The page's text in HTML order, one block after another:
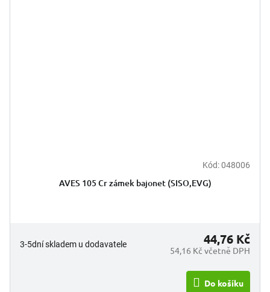
Kód:048006
AVES 105 Cr zámek bajonet (SISO,EVG)
3-5dní skladem u dodavatele
54,16 Kč včetně DPH
44,76 Kč
Do košíku